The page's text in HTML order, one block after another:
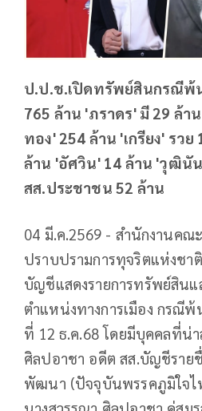
ป.ป.ช.เปิดทรัพย์สินกรณีพ้
765 ล้าน 'ภราดร' มี 29 ล้า
ทอง' 254 ล้าน 'เกรียง' รว
ล้าน 'อัศวิน' 14 ล้าน 'วุฒินั
สส.ประชาชน 52 ล้าน
04 มี.ค.2569 - สำนักงานคณ
ปราบปรามการทุจริตแห่งชา
บัญชีแสดงรายการทรัพย์สิน
ตำแหน่งทางการเมือง กรณี
ที่ 12 ธ.ค.68 โดยมีบุคคลที่น่
ศิลปอาชา อดีต สส.บัญชีราย
พัฒนา (ปัจจุบันพรรคภูมิใจไ